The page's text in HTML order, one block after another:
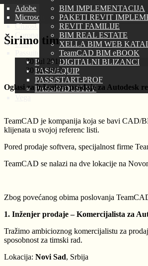
Adobe
Microsoft
ChaosGROUP
Corona Renderer
Unity
PASS/HYDROSYSTEM
PASS/EQUIP
PASS/START-PROF
PASS/INDUSTRY
BIM IMPLEMENTACIJA
PAKETI REVIT
REVIT FAMILIJE
BIM REAL ESTATE
XELLA BIM WEB
TeamCAD BIM eBOOK
DIGITALNI BLIZANCI
Širimo tim
30 Jul 2018
30 Jul 2018
Oglasi za inženjera prodaje za Autodesk
TeamCAD je kompanija koja se bavi CAD/
klijenata u svojoj referenc listi.
Pored prodaje softvera, specijalnost firme
TeamCAD se nalazi na dve lokacije na
Zbog povećanog obima poslovanja
1. Inženjer prodaje – Komercijalista za
Tražimo ambicioznog komercijalistu za
sposobnost za timski rad.
Lokacija: Novi Sad, Srbija